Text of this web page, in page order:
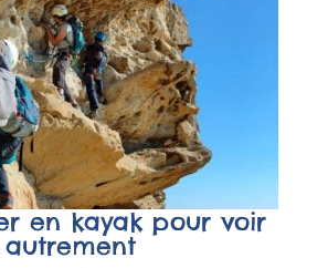
en kayak pour voir